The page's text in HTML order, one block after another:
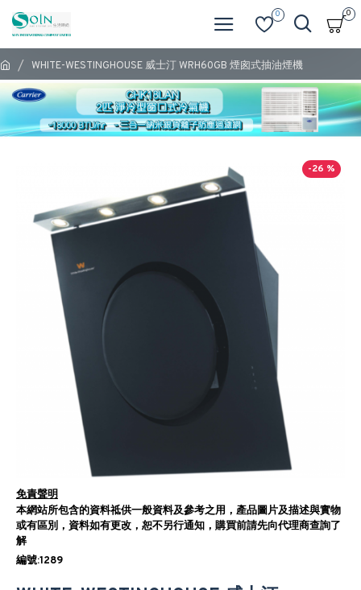
0 0
WHITE-WESTINGHOUSE 威士汀 WRH60GB 煙囪式抽油煙機
-26 %
免責聲明
本網站所包含的資料祗供一般資料及參考之用，產品圖片及描述與實物
或有區別，資料如有更改，恕不另行通知，購買前請先向代理商查詢了
解
編號:1289